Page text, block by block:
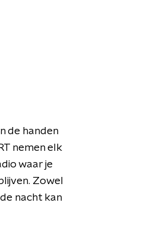
de handen
nemen elk
waar je
Zowel
nacht kan